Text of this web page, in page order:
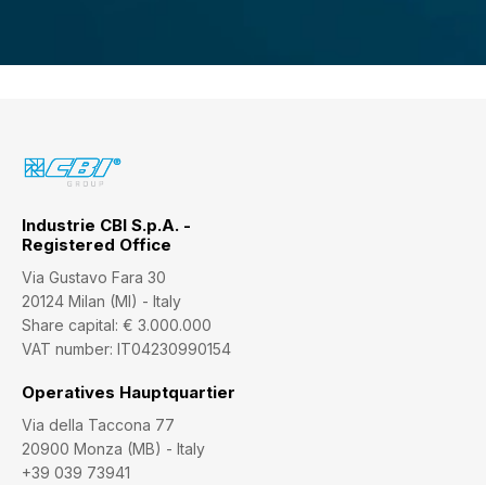
Industrie CBI S.p.A. -
Registered Office
Via Gustavo Fara 30
20124 Milan (MI) - Italy
Share capital: € 3.000.000
VAT number: IT04230990154
Operatives Hauptquartier
Via della Taccona 77
20900 Monza (MB) - Italy
+39 039 73941